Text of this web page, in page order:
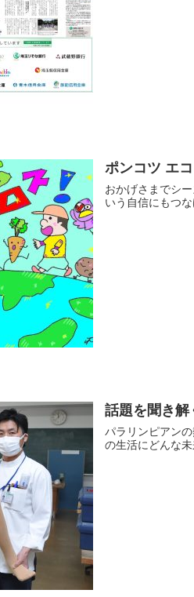
ポンコツ エ
おかげさまでシ
いう自信にもつな
話題を聞き解
パラリンピアン
の生活にどんな未